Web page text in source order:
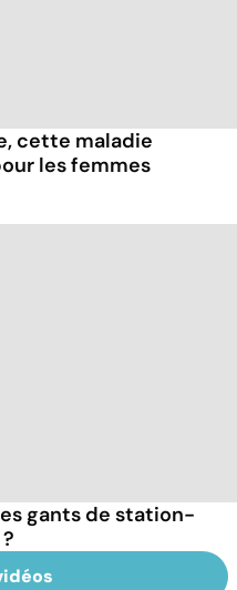
cette maladie
les femmes
gants de station-